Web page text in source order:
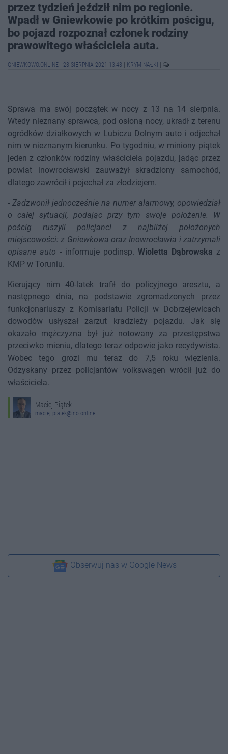
przez tydzień jeździł nim po regionie.
Wpadł w Gniewkowie po krótkim pościgu,
bo pojazd rozpoznał członek rodziny
prawowitego właściciela auta.
GNIEWKOWO.ONLINE 23 SIERPNIA 2021 13:43 KRYMINAŁKI
Sprawa ma swój początek w nocy z 13 na 14 sierpnia.
Wtedy nieznany sprawca, pod osłoną nocy, ukradł z terenu
ogródków działkowych w Lubiczu Dolnym auto i odjechał
nim w nieznanym kierunku. Po tygodniu, w miniony piątek
jeden z członków rodziny właściciela pojazdu, jadąc przez
powiat inowrocławski zauważył skradziony samochód,
dlatego zawrócił i pojechał za złodziejem.
- Zadzwonił jednocześnie na numer alarmowy, opowiedział
o całej sytuacji, podając przy tym swoje położenie. W
pościg ruszyli policjanci z najbliżej położonych
miejscowości: z Gniewkowa oraz Inowrocławia i zatrzymali
opisane auto - informuje podinsp. Wioletta Dąbrowska z
KMP w Toruniu.
Kierujący nim 40-latek trafił do policyjnego aresztu, a
następnego dnia, na podstawie zgromadzonych przez
funkcjonariuszy z Komisariatu Policji w Dobrzejewicach
dowodów usłyszał zarzut kradzieży pojazdu. Jak się
okazało mężczyzna był już notowany za przestępstwa
przeciwko mieniu, dlatego teraz odpowie jako recydywista.
Wobec tego grozi mu teraz do 7,5 roku więzienia.
Odzyskany przez policjantów volkswagen wrócił już do
właściciela.
Maciej Piątek
maciej.piatek@ino.online
Obserwuj nas w Google News